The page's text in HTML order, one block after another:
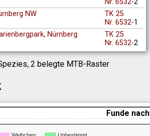
Nr. 6532-2
NW
TK 25
Nr. 6532-1
Nürnberg
TK 25
Nr. 6532-2
2 belegte MTB-Raster
Funde